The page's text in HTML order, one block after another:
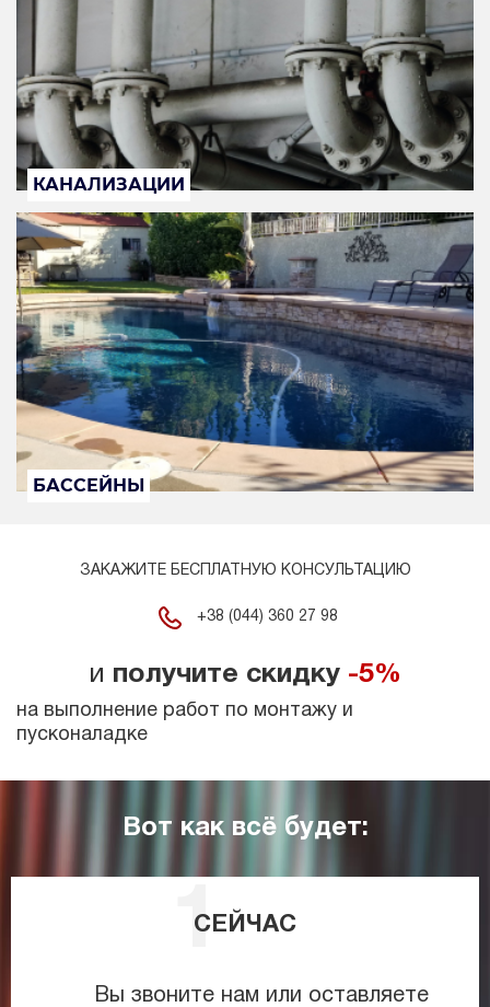
КАНАЛИЗАЦИИ
БАССЕЙНЫ
ЗАКАЖИТЕ БЕСПЛАТНУЮ КОНСУЛЬТАЦИЮ
+38 (044) 360 27 98
и получите скидку -5%
на выполнение работ по монтажу и
пусконаладке
Вот как всё будет:
СЕЙЧАС
Вы звоните нам или оставляете